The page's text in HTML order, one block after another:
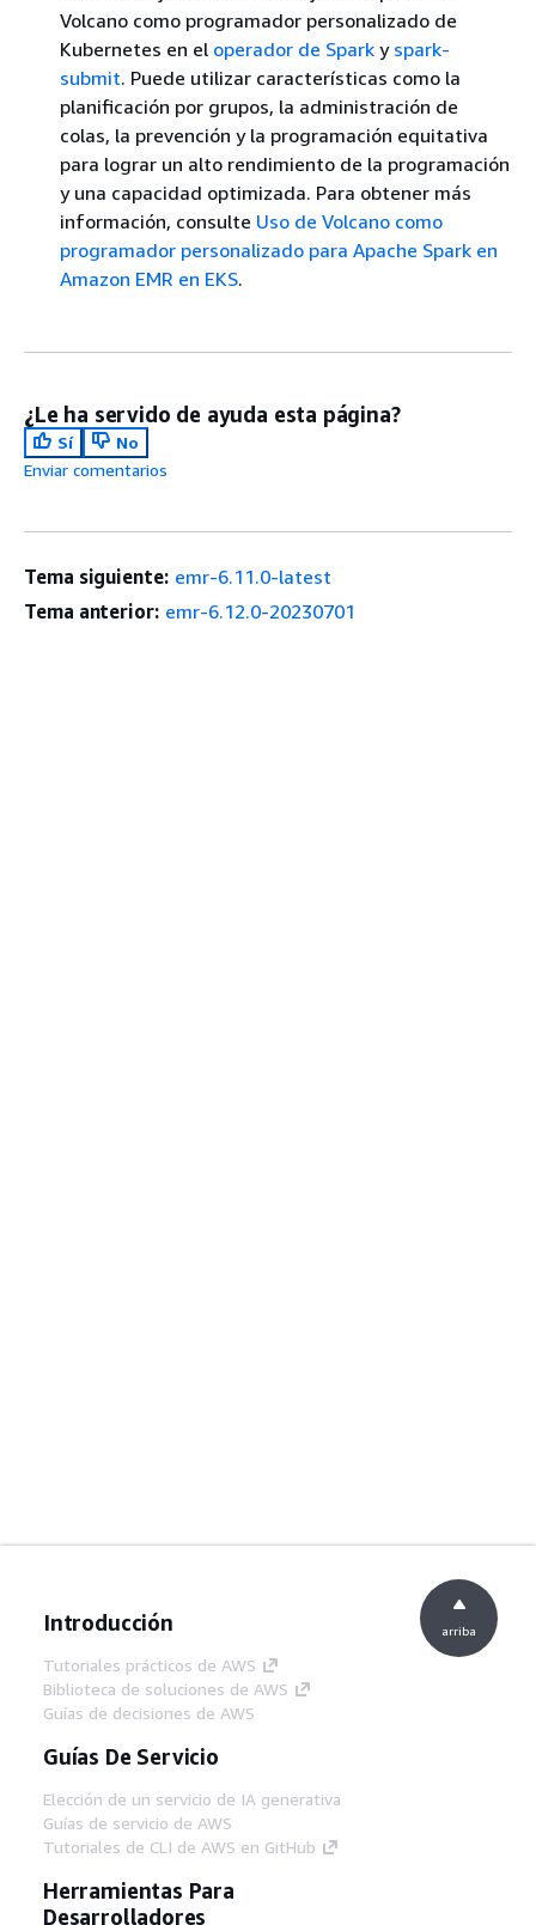
Volcano como programador personalizado de
Kubernetes en el operador de Spark y spark-
submit. Puede utilizar características como la
planificación por grupos, la administración de
colas, la prevención y la programación equitativa
para lograr un alto rendimiento de la programación
y una capacidad optimizada. Para obtener más
información, consulte Uso de Volcano como
programador personalizado para Apache Spark en
Amazon EMR en EKS.
¿Le ha servido de ayuda esta página?
Sí
No
Enviar comentarios
Tema siguiente: emr-6.11.0-latest
Tema anterior: emr-6.12.0-20230701
Introducción
Tutoriales prácticos de AWS
Biblioteca de soluciones de AWS
Guías de decisiones de AWS
Guías De Servicio
Elección de un servicio de IA generativa
Guías de servicio de AWS
Tutoriales de CLI de AWS en GitHub
Herramientas Para
Desarrolladores
arriba